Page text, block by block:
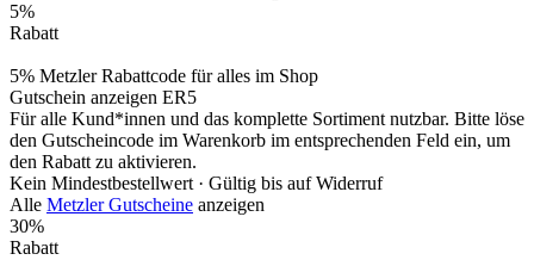
5%
Rabatt
5% Metzler Rabattcode für alles im Shop
Gutschein anzeigen ER5
Für alle Kund*innen und das komplette Sortiment nutzbar. Bitte löse
den Gutscheincode im Warenkorb im entsprechenden Feld ein, um
den Rabatt zu aktivieren.
Kein Mindestbestellwert · Gültig bis auf Widerruf
Alle Metzler Gutscheine anzeigen
30%
Rabatt